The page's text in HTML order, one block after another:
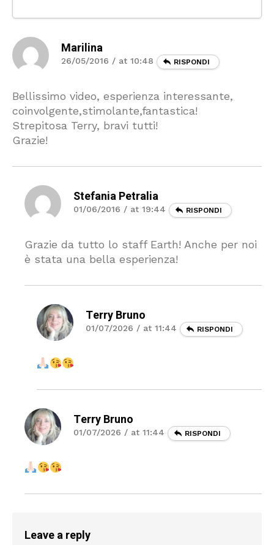
Marilina
26/05/2016 / at 10:48 RISPONDI
Bellissimo video, esperienza interessante,
coinvolgente,stimolante,fantastica!
Strepitosa Terry, bravi tutti!
Grazie!
Stefania Petralia
01/06/2016 / at 19:44 RISPONDI
Grazie da tutto lo staff Earth! Anche per noi
è stata una bella esperienza!
Terry Bruno
01/07/2026 / at 11:44 RISPONDI
Terry Bruno
01/07/2026 / at 11:44 RISPONDI
Leave a reply